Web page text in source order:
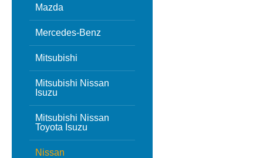
Mazda
Mercedes-Benz
Mitsubishi
Mitsubishi Nissan
Isuzu
Mitsubishi Nissan
Toyota Isuzu
Nissan